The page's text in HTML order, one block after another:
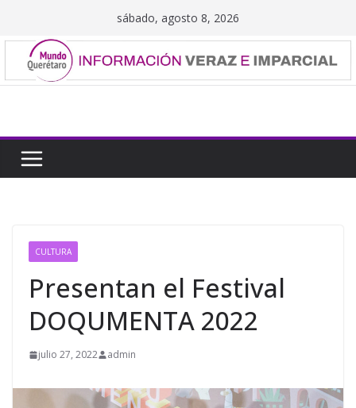
contenido
sábado, agosto 8, 2026
CULTURA
Presentan el Festival
DOQUMENTA 2022
julio 27, 2022 admin